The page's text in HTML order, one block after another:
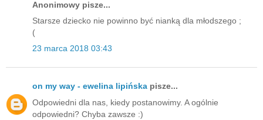
Anonimowy pisze...
Starsze dziecko nie powinno być nianką dla młodszego ;
(
23 marca 2018 03:43
on my way - ewelina lipińska pisze...
Odpowiedni dla nas, kiedy postanowimy. A ogólnie
odpowiedni? Chyba zawsze :)